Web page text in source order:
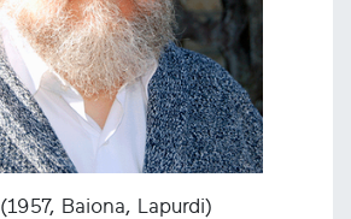
(1957, Baiona, Lapurdi)